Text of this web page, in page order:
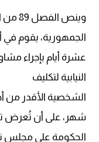
وينص
الجمهورية، يقوم في
عشرة أيام بإجراء
النيابية لتكليف
الشخصية الأقدر
شهر، على أن تُعرض
الحكومة على مجلس